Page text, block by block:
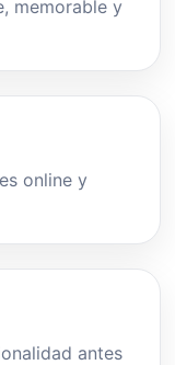
memorable y
online y
antes